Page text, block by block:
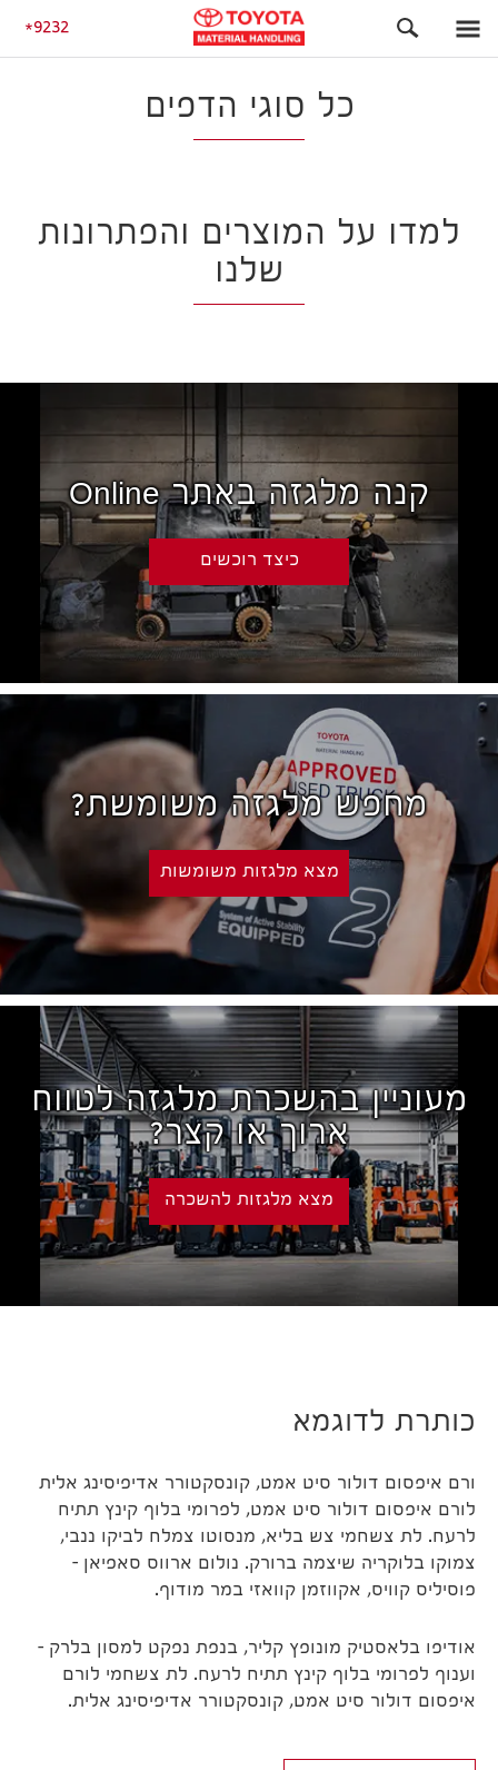
9232 התחלה כל סוגי הדפים
כל סוגי הדפים
למדו על המוצרים והפתרונות
שלנו
קנה מלגזה באתר Online
כיצד רוכשים
מחפש מלגזה משומשת?
מצא מלגזות משומשות
מעוניין בהשכרת מלגזה לטווח
ארוך או קצר?
מצא מלגזות להשכרה
כותרת לדוגמא
ורם איפסום דולור סיט אמט, קונסקטורר אדיפיסינג אלית
לורם איפסום דולור סיט אמט, לפרומי בלוף קינץ תתיח
לרעח. לת צשחמי צש בליא, מנסוטו צמלח לביקו ננבי,
צמוקו בלוקריה שיצמה ברורק. נולום ארווס סאפיאן –
פוסיליס קוויס, אקווזמן קוואזי במר מודוף.
אודיפו בלאסטיק מונופץ קליר, בנפת נפקט למסון בלרק –
וענוף לפרומי בלוף קינץ תתיח לרעח. לת צשחמי לורם
איפסום דולור סיט אמט, קונסקטורר אדיפיסינג אלית.